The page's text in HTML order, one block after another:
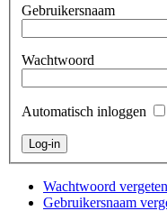
Gebruikersnaam
Wachtwoord
Automatisch inloggen
Wachtwoord
Gebruikersnaam